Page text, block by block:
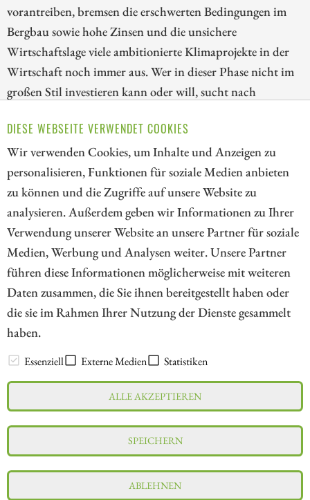
DIESE WEBSEITE VERWENDET COOKIES
Wir verwenden Cookies, um Inhalte und Anzeigen zu
personalisieren, Funktionen für soziale Medien anbieten
zu können und die Zugriffe auf unsere Website zu
analysieren. Außerdem geben wir Informationen zu Ihrer
Verwendung unserer Website an unsere Partner für soziale
Medien, Werbung und Analysen weiter. Unsere Partner
führen diese Informationen möglicherweise mit weiteren
Daten zusammen, die Sie ihnen bereitgestellt haben oder
die sie im Rahmen Ihrer Nutzung der Dienste gesammelt
haben.
Essenziell Externe Medien Statistiken
ALLE AKZEPTIEREN
SPEICHERN
ABLEHNEN
vorantreiben, bremsen die erschwerten Bedingungen im
Bergbau sowie hohe Zinsen und die unsichere
Wirtschaftslage viele ambitionierte Klimaprojekte in der
Wirtschaft noch immer aus. Wer in dieser Phase nicht im
großen Stil investieren kann oder will, sucht nach
zumindest teilweise senken. Wir stellen drei spannende
Unternehmen rund um diese Thematik vor.
ZUM KOMMENTAR
// kapitalerhoehungen.de - © 2026 - Die Informationsplattform für
Investoren und Unternehmen rund um Kapitalerhöhung, Kapitalmarkt
und Unternehmensfinanzierung
LEXIKON
Impressum
Datenschutz
Interessenskonflikt & Risikohinweis
Nutzungsbedingungen
Cookie-Einstellungen